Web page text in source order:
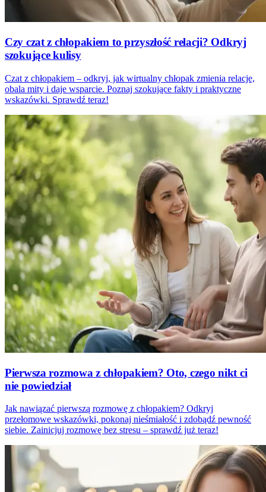
Czy czat z chłopakiem to przyszłość relacji? Odkryj
szokujące kulisy
Czat z chłopakiem – odkryj, jak wirtualny chłopak zmienia relacje,
obala mity i daje wsparcie. Poznaj szokujące fakty i praktyczne
wskazówki. Sprawdź teraz!
Pierwsza rozmowa z chłopakiem? Oto, czego nikt ci
nie powiedział
Jak nawiązać pierwszą rozmowę z chłopakiem? Odkryj
przełomowe wskazówki, pokonaj nieśmiałość i zdobądź pewność
siebie. Zainicjuj rozmowę bez stresu – sprawdź już teraz!